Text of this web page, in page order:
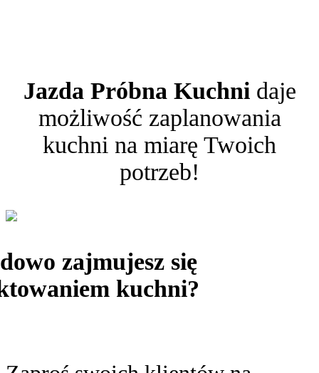
Jazda Próbna Kuchnidaje
możliwość zaplanowania
kuchni na miarę Twoich
potrzeb!
zajmujesz się
kuchni?